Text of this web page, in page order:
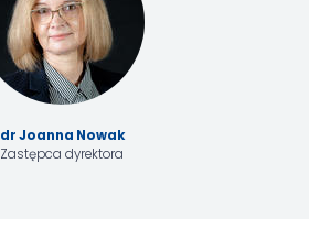
dr Joanna Nowak
Zastępca dyrektora